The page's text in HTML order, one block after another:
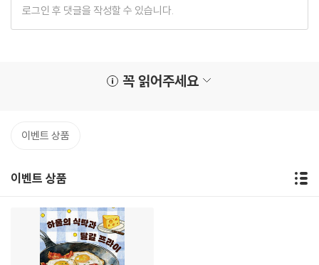
꼭 읽어주세요
이벤트 상품
이벤트 상품